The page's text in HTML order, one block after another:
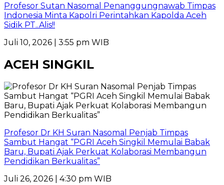
Profesor Sutan Nasomal Penanggungnawab Timpas
Indonesia Minta Kapolri Perintahkan Kapolda Aceh
Sidik PT..Alis!!
Juli 10, 2026 | 3:55 pm WIB
ACEH SINGKIL
Profesor Dr KH Suran Nasomal Penjab Timpas
Sambut Hangat “PGRI Aceh Singkil Memulai Babak
Baru, Bupati Ajak Perkuat Kolaborasi Membangun
Pendidikan Berkualitas”
Juli 26, 2026 | 4:30 pm WIB